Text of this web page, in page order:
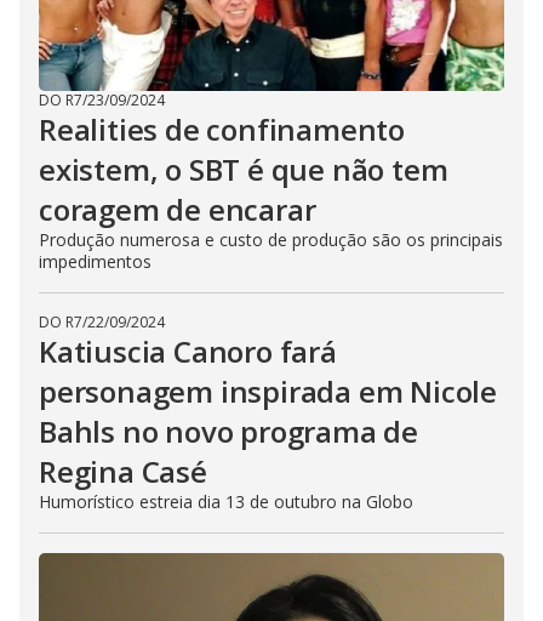
DO R7/23/09/2024
Realities de confinamento
existem, o SBT é que não tem
coragem de encarar
Produção numerosa e custo de produção são os principais
impedimentos
DO R7/22/09/2024
Katiuscia Canoro fará
personagem inspirada em Nicole
Bahls no novo programa de
Regina Casé
Humorístico estreia dia 13 de outubro na Globo